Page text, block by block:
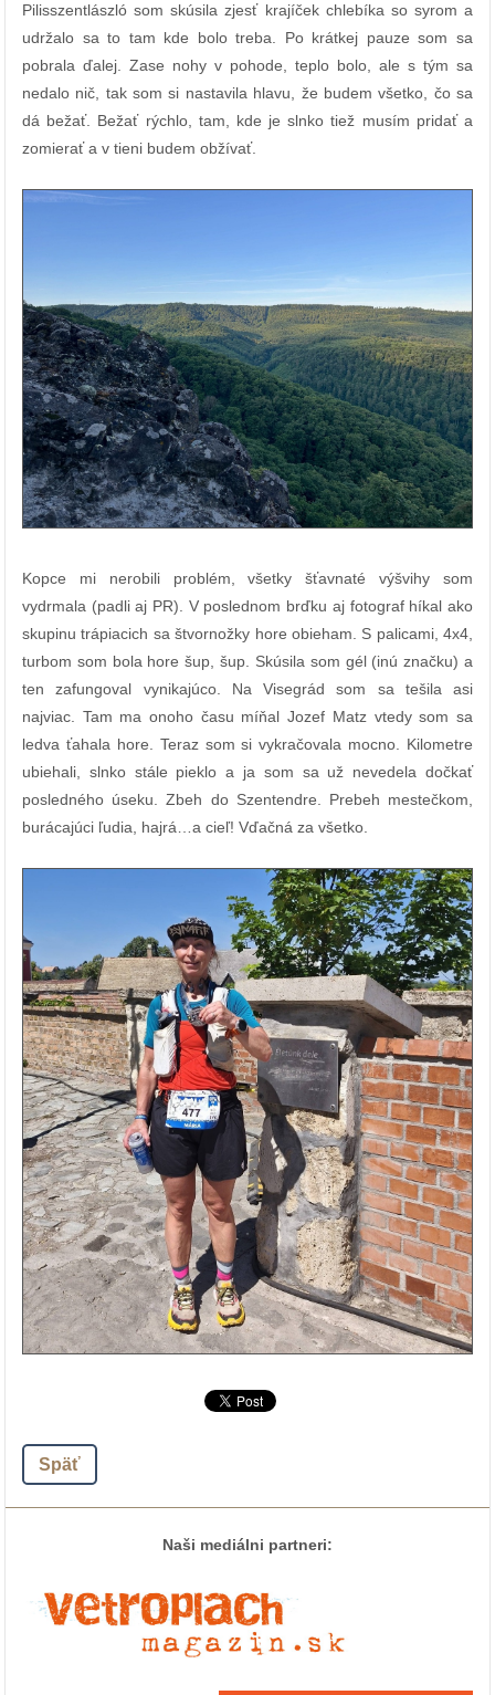
Pilisszentlászló som skúsila zjesť krajíček chlebíka so syrom a
udržalo sa to tam kde bolo treba. Po krátkej pauze som sa
pobrala ďalej. Zase nohy v pohode, teplo bolo, ale s tým sa
nedalo nič, tak som si nastavila hlavu, že budem všetko, čo sa
dá bežať. Bežať rýchlo, tam, kde je slnko tiež musím pridať a
zomierať a v tieni budem obžívať.
Kopce mi nerobili problém, všetky šťavnaté výšvihy som
vydrmala (padli aj PR). V poslednom brďku aj fotograf híkal ako
skupinu trápiacich sa štvornožky hore obieham. S palicami, 4x4,
turbom som bola hore šup, šup. Skúsila som gél (inú značku) a
ten zafungoval vynikajúco. Na Visegrád som sa tešila asi
najviac. Tam ma onoho času míňal Jozef Matz vtedy som sa
ledva ťahala hore. Teraz som si vykračovala mocno. Kilometre
ubiehali, slnko stále pieklo a ja som sa už nevedela dočkať
posledného úseku. Zbeh do Szentendre. Prebeh mestečkom,
burácajúci ľudia, hajrá…a cieľ! Vďačná za všetko.
Späť
Naši mediálni partneri: